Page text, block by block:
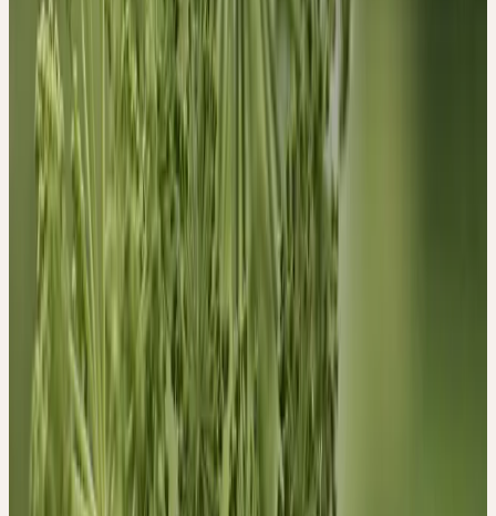
Feuchtwäldern bis in Berglagen. In der Schweiz ist sie in den
Alpen und Voralpen an geeigneten Standorten zu finden.
Ceres verwendet Engelwurz aus kontrolliertem biologischen
Anbau. Die Wurzeln werden im Herbst geerntet.
Historischer Kontext
TRADITIONELLE VERWENDUNG
Die Volksheilkunde kennt die Engelwurz schon seit Urzeiten.
Eingesetzt wurden fast alle Teile der Pflanze (Blüten, Blätter und
Samen, besonders jedoch die Wurzeln) bei Beschwerden des
Magen-Darm-Traktes, bei Erschöpfung und
Atemwegsbeschwerden. Die heilenden Kräfte sollen den
Menschen von einem Engel gezeigt worden sein. Dies deutet
darauf hin, dass der Pflanze eine Verbindung mit höheren Kräften